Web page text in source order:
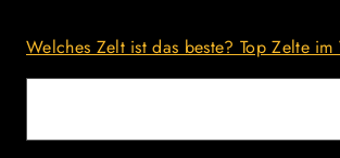
Welches Zelt ist das beste? Top Zelte im